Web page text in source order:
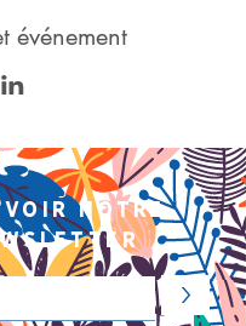
événement
notre
>